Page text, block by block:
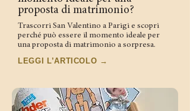
proposta di matrimonio?
Trascorri San Valentino a Parigi e scopri
perché può essere il momento ideale per
una proposta di matrimonio a sorpresa.
LEGGI L’ARTICOLO →